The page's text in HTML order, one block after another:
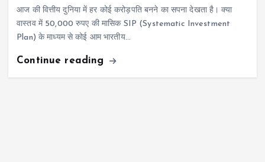
आज की वित्तीय दुनिया में हर कोई करोड़पति बनने का सपना देखता है। क्या
वास्तव में 50,000 रुपए की मासिक SIP (Systematic Investment
Plan) के माध्यम से कोई आम भारतीय…
Continue reading